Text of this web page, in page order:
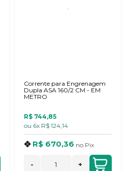
Corrente para Engrenagem
Dupla ASA 160/2 CM - EM
METRO
R$ 744,85
ou 6x R$ 124,14
R$ 670,36 no Pix
- +